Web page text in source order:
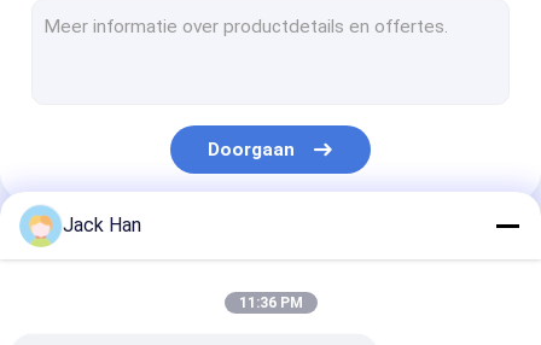
De Component van de Transportbandlas
De Drukzak van het riemvulcaniseerapparaat
Doorgaan
Onze Categorieën
Jack Han
11:36 PM